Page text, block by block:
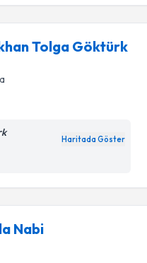
Tolga Göktürk
Haritada Göster
Nabi